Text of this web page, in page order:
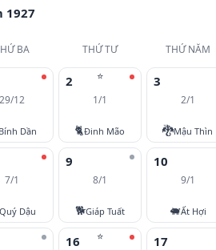
1927
BA THỨ TƯ THỨ NĂM
29/12
Dần
⭐
2
1/1
🐈Đinh Mão
3
2/1
🐉Mậu Thìn
7/1
Quý Dậu
9
8/1
🐕Giáp Tuất
10
9/1
🐖Ất Hợi
⭐
16 17